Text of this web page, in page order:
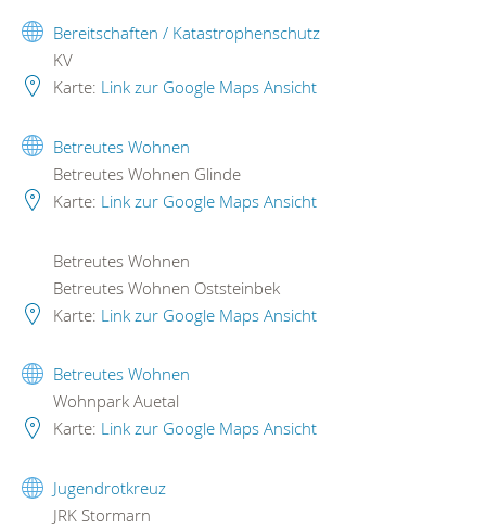
Bereitschaften / Katastrophenschutz
KV
Karte: Link zur Google Maps Ansicht
Betreutes Wohnen
Betreutes Wohnen Glinde
Karte: Link zur Google Maps Ansicht
Betreutes Wohnen
Betreutes Wohnen Oststeinbek
Karte: Link zur Google Maps Ansicht
Betreutes Wohnen
Wohnpark Auetal
Karte: Link zur Google Maps Ansicht
Jugendrotkreuz
JRK Stormarn